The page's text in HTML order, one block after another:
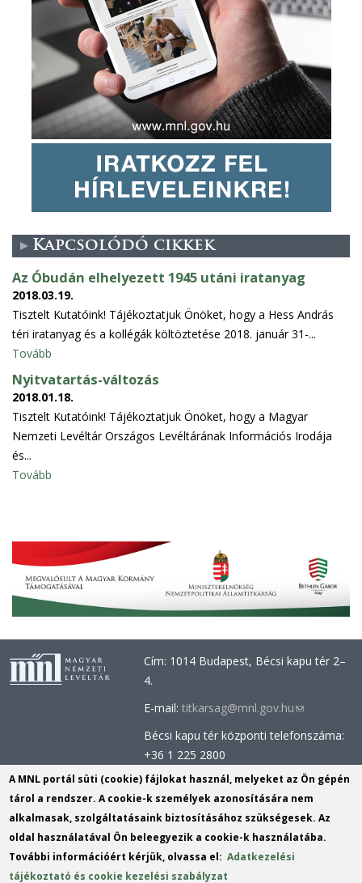
Kapcsolódó cikkek
Az Óbudán elhelyezett 1945 utáni iratanyag
2018.03.19.
Tisztelt Kutatóink! Tájékoztatjuk Önöket, hogy a Hess András
téri iratanyag és a kollégák költöztetése 2018. január 31-...
Tovább
Nyitvatartás-változás
2018.01.18.
Tisztelt Kutatóink! Tájékoztatjuk Önöket, hogy a Magyar
Nemzeti Levéltár Országos Levéltárának Információs Irodája
és...
Tovább
Cím: 1014 Budapest, Bécsi kapu tér 2–
4.
E-mail:titkarsag@mnl.gov.hu(link
sends
mail)
Bécsi kapu tér központi telefonszáma:
+36 1 225 2800
Óbudai épület központi telefonszáma:
+36 1 437 0660
Információs Iroda (Kutatószolgálat):
info@mnl.gov.hu(link
sends
Tel.: +36 1 225 2843, +36 1 225 2844
Postacím: 1014 Budapest, Bécsi kapu
A MNL portál süti (cookie) fájlokat használ, melyeket az Ön gépén
tárol a rendszer. A cookie-k személyek azonosítására nem
alkalmasak, szolgáltatásaink biztosításához szükségesek. Az
oldal használatával Ön beleegyezik a cookie-k használatába.
További információért kérjük, olvassa el:Adatkezelési
tájékoztató és cookie kezelési szabályzat